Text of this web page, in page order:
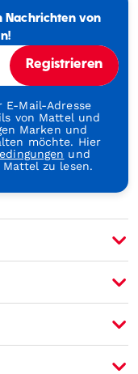
Nachrichten von
Registrieren
Mail-Adresse
von Mattel und
Marken und
möchte. Hier
und
Mattel zu lesen.